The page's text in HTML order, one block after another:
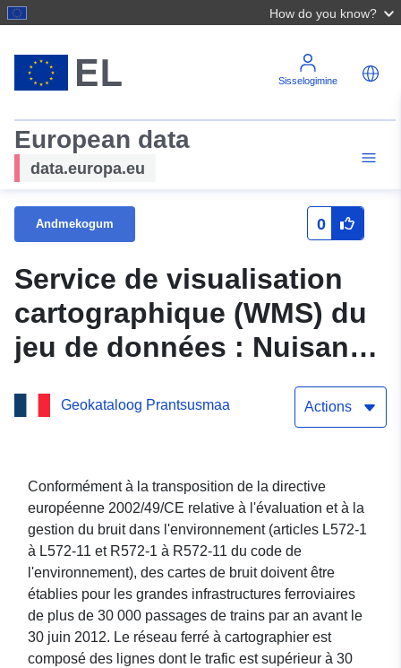
How do you know?
Sisselogimine
European data
data.europa.eu
Andmekogum 0
Service de visualisation
cartographique (WMS) du
jeu de données : Nuisance
Bruit - Classement sonore
des voies ferrées en 2015
Geokataloog Prantsusmaa Actions
Conformément à la transposition de la directive
européenne 2002/49/CE relative à l'évaluation et à la
gestion du bruit dans l'environnement (articles L572-1
à L572-11 et R572-1 à R572-11 du code de
l'environnement), des cartes de bruit doivent être
établies pour les grandes infrastructures ferroviaires
de plus de 30 000 passages de trains par an avant le
30 juin 2012. Le réseau ferré à cartographier est
composé des lignes dont le trafic est supérieur à 30